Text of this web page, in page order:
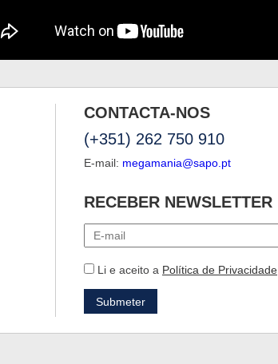
CONTACTA-NOS
(+351) 262 750 910
E-mail: megamania@sapo.pt
RECEBER NEWSLETTER
Li e aceito a Política de Privacidade